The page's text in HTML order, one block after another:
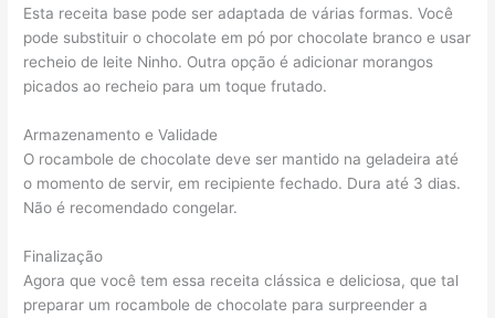
Esta receita base pode ser adaptada de várias formas. Você
pode substituir o chocolate em pó por chocolate branco e usar
recheio de leite Ninho. Outra opção é adicionar morangos
picados ao recheio para um toque frutado.
Armazenamento e Validade
O rocambole de chocolate deve ser mantido na geladeira até
o momento de servir, em recipiente fechado. Dura até 3 dias.
Não é recomendado congelar.
Finalização
Agora que você tem essa receita clássica e deliciosa, que tal
preparar um rocambole de chocolate para surpreender a